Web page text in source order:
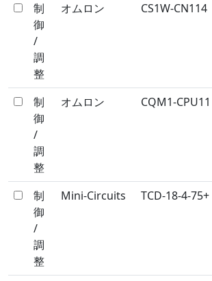
制
御
/
調
整
オムロン CS1W-CN114
制
御
/
調
整
オムロン CQM1-CPU11
制
御
/
調
整
Mini-Circuits TCD-18-4-75+